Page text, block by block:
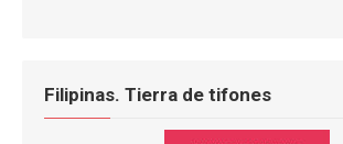
Filipinas. Tierra de tifones